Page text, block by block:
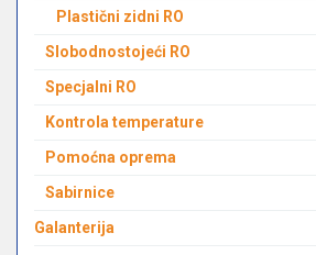
Plastični zidni RO
Slobodnostojeći RO
Specjalni RO
Kontrola temperature
Pomoćna oprema
Sabirnice
Galanterija